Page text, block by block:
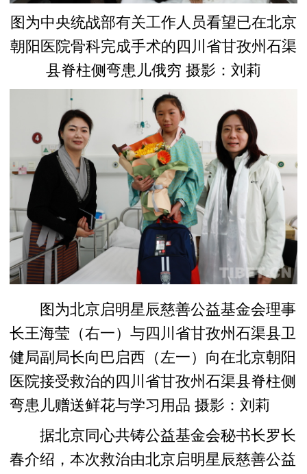
图为中央统战部有关工作人员看望已在北京
朝阳医院骨科完成手术的四川省甘孜州石渠
县脊柱侧弯患儿俄穷 摄影：刘莉
图为北京启明星辰慈善公益基金会理事
长王海莹（右一）与四川省甘孜州石渠县卫
健局副局长向巴启西（左一）向在北京朝阳
医院接受救治的四川省甘孜州石渠县脊柱侧
弯患儿赠送鲜花与学习用品 摄影：刘莉
据北京同心共铸公益基金会秘书长罗长
春介绍，本次救治由北京启明星辰慈善公益